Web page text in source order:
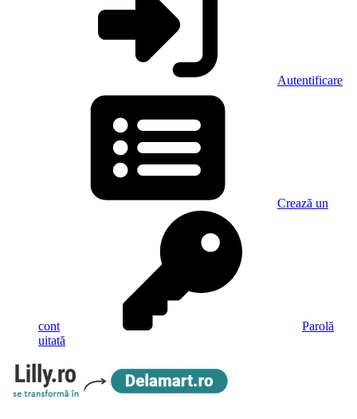
Autentificare
Crează un
cont
Parolă
uitată